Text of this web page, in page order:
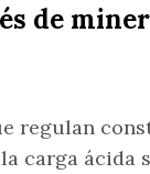
de
regulan
carga ácida